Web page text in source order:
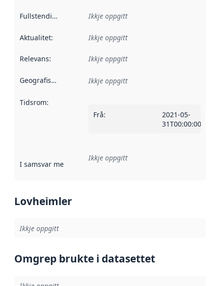
Fullstendigheit Ikkje oppgitt
Aktualitet: Ikkje oppgitt
Relevans: Ikkje oppgitt
Geografisk område Ikkje oppgitt
Tidsrom:
Frå:
2021-05-
31T00:00:00Z
I samsvar med Referanse til ei implementeringsregel eller
Ikkje oppgitt
Lovheimler
Ikkje oppgitt
Omgrep brukte i datasettet